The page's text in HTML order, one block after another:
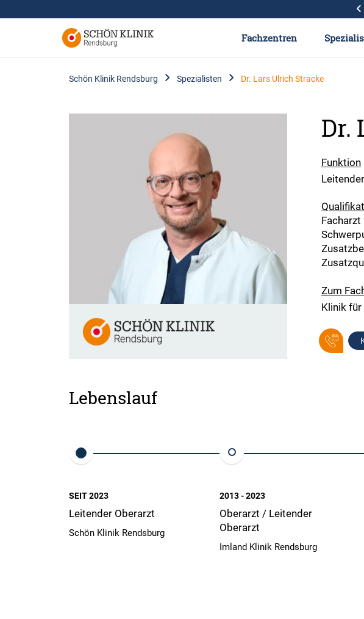
Fachzentren
Schön Klinik Rendsburg Spezialisten Dr. Lars Ulrich Stracke
Dr.
Funktion
Zum
Klinik
Lebenslauf
SEIT 2023
Leitender Oberarzt
Schön Klinik Rendsburg
2013 - 2023
Oberarzt / Leitender
Oberarzt
Imland Klinik Rendsburg